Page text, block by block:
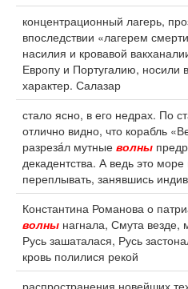
концентрационный лагерь,
впоследствии «лагерем
насилия и кровавой
Европу и Португалию, носили
характер. Салазар
стало ясно, в его недрах. По
отлично видно, что корабль
разрезáл мутные волны
декадентства. А ведь это
переплывать, занявшись
Константина Романова о
волны нагнала, Смута везде,
Русь зашаталася, Русь
кровь полилися рекой
распространения новейших